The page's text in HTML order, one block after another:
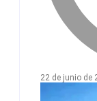
22 de junio de